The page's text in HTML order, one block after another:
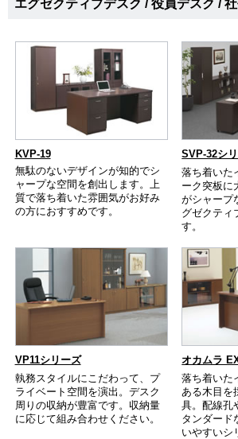
エグゼクティブデスク / 役員デスク /
KVP-19
無駄のないデザインが知的でシ
ャープな空間を創出します。上
質で落ち着いた雰囲気がお好み
の方におすすめです。
SVP-32シ
落ち着いた
ーク突板に
がシャープ
グゼクティ
す。
VP11シリーズ
執務スタイルにこだわって、プ
ライベート空間を演出。デスク
周りの収納が豊富です。収納量
に応じて組み合わせください。
オカムラ
落ち着いた
ある木目を
具。配線孔
タンダード
いやすいシ